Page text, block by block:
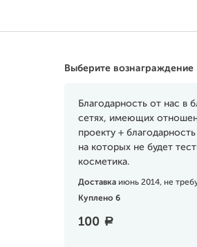
Выберите вознаграждение
Благодарность от нас в
сетях, имеющих
проекту +
на которых не будет
косметика.
Доставка июнь 2014, не
Куплено 6
100 a